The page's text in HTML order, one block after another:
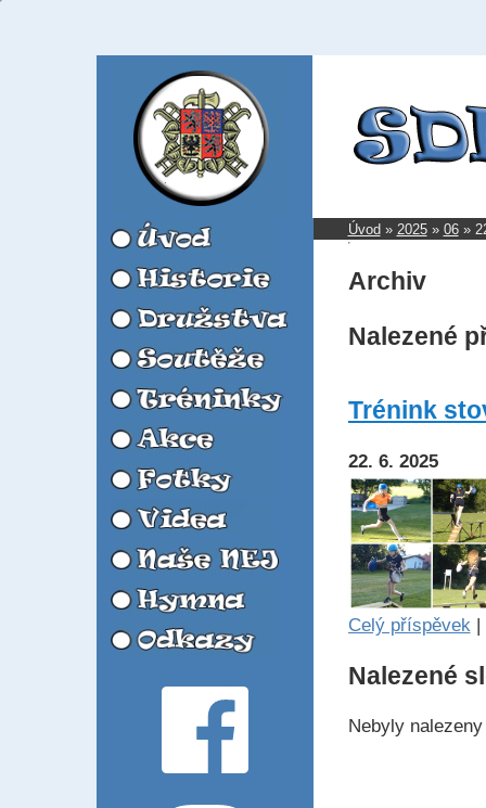
Úvod » 2025» 06»
Archiv
Nalezené
Trénink
22. 6. 2025
Celý příspěvek |
Nalezené
Nebyly